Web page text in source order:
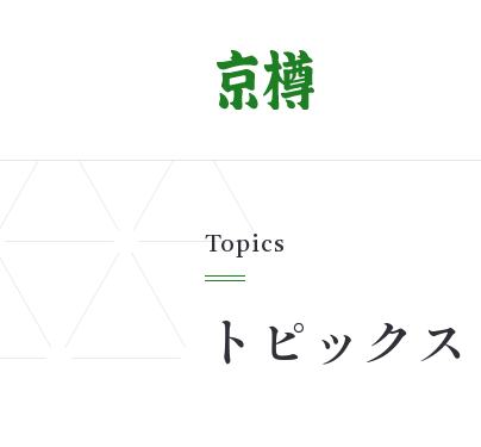
Topics
トピックス